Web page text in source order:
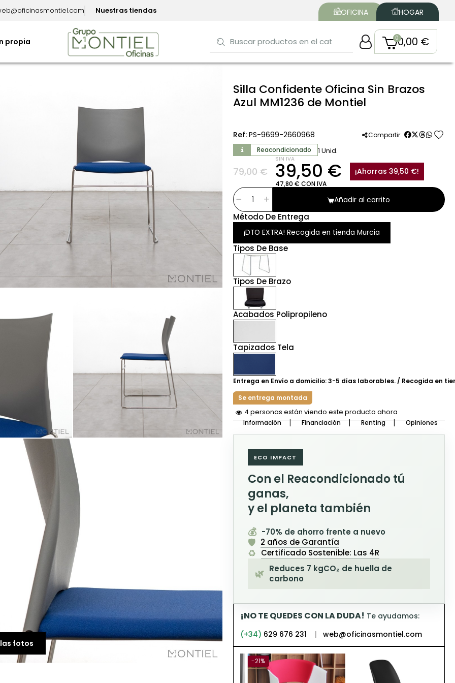
Nuestras tiendas OFICINA HOGAR
propia 0,00 €
fotos
Silla Confidente Oficina Sin Brazos
Azul MM1236 de Montiel
Ref: PS-9699-2660968 Compartir: favorite
Reacondicionado 1 Unid.
79,00 €
SIN IVA
39,50 €
47,80 € CON IVA
¡Ahorras 39,50 €!
Añadir al carrito
Método De Entrega
¡DTO EXTRA! Recogida en tienda Murcia
Tipos De Base
Tipos De Brazo
Acabados Polipropileno
Tapizados Tela
Entrega en Envío a domicilio: 3-5 días laborables. / Recogida en
Se entrega montada
4 personas están viendo este producto ahora
Información Financiación Renting Opiniones
ECO IMPACT
Con el Reacondicionado tú
ganas,
y el planeta también
💰 -70% de ahorro frente a nuevo
🛡️ 2 años de Garantía
♻️ Certificado Sostenible: Las 4R
🌿 Reduces 7 kgCO₂ de huella de
carbono
¡NO TE QUEDES CON LA DUDA! Te ayudamos:
(+34) 629 676 231 | web@oficinasmontiel.com
-21%